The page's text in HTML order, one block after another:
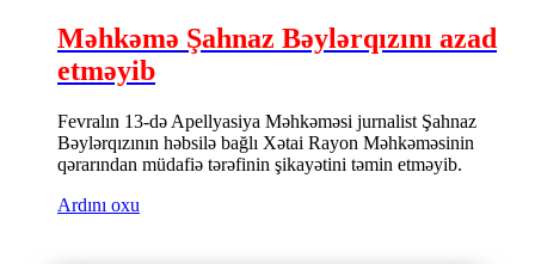
Məhkəmə Şahnaz Bəylərqızını azad
etməyib
Fevralın 13-də Apellyasiya Məhkəməsi jurnalist Şahnaz
Bəylərqızının həbsilə bağlı Xətai Rayon Məhkəməsinin
qərarından müdafiə tərəfinin şikayətini təmin etməyib.
Ardını oxu